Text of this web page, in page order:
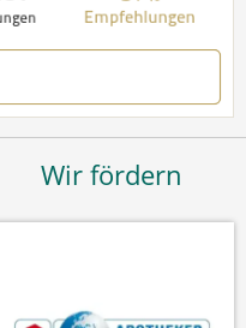
Wir fördern